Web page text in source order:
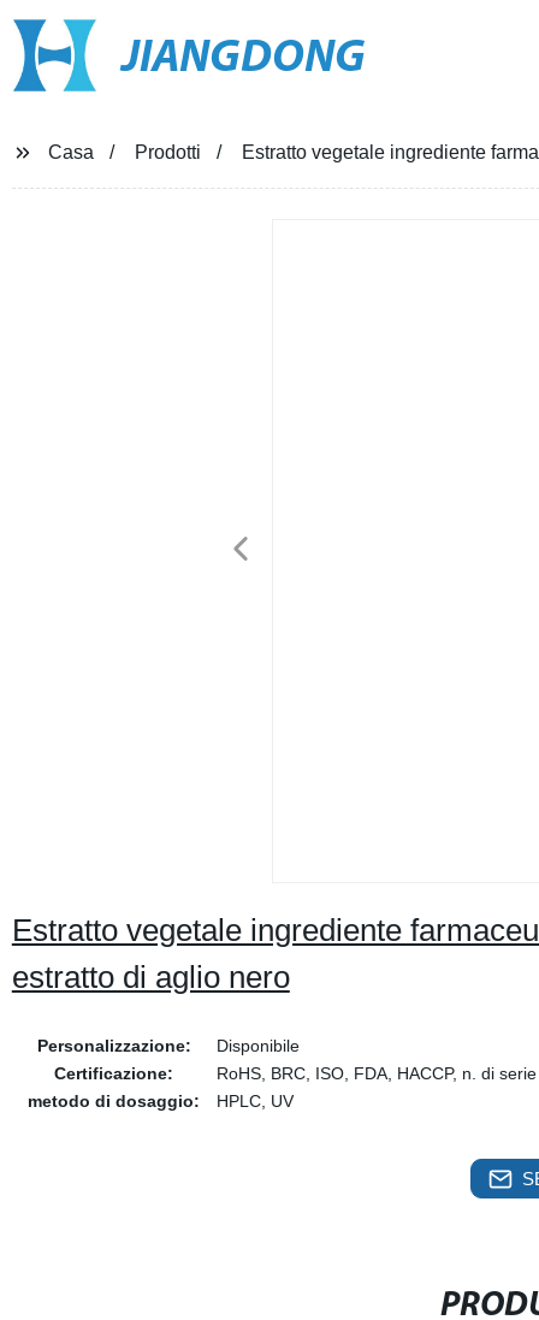
JIANGDONG
Casa Prodotti Estratto vegetale ingrediente
Estratto vegetale ingrediente
estratto di aglio nero
Personalizzazione:
Disponibile
Certificazione:
RoHS, BRC, ISO, FDA, HACCP, n. di serie
metodo di dosaggio:
HPLC, UV